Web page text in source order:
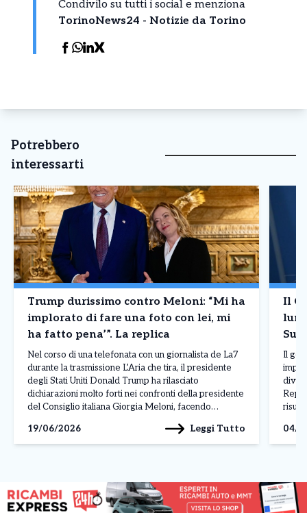
Condivilo su tutti i social e menziona
TorinoNews24 - Notizie da Torino
Potrebbero
interessarti
Trump durissimo contro Meloni: “Mi ha
implorato di fare una foto con lei, mi
ha fatto pena’”. La replica
Nel corso di una telefonata con un giornalista de La7
durante la trasmissione L’Aria che tira, il presidente
degli Stati Uniti Donald Trump ha rilasciato
dichiarazioni molto forti nei confronti della presidente
del Consiglio italiana Giorgia Meloni, facendo
Parlando della premier italiana, Trump ha affermato:
“Mi […]
19/06/2026 Leggi Tutto
Il
Il
della
04/